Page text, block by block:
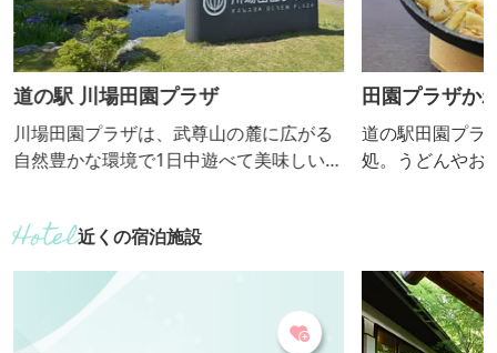
道の駅 川場田園プラザ
川場田園プラザは、武尊山の麓に広がる
自然豊かな環境で1日中遊べて美味しいモ
マーケットや、地元食材を使用したレス
トラン、パン工房、ビール工房、カフェ
や日帰り温泉などがあり、お年寄りから
お子さままで楽しめます。
田園プラザか
道の駅田園プラ
処。うどんやお
近くの宿泊施設